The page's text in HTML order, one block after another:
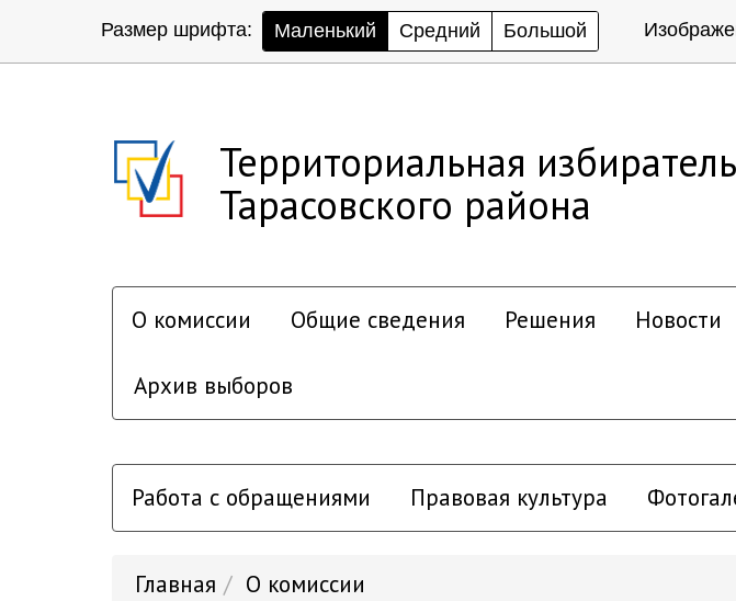
Размер шрифта: Маленький Средний Большой
Территориальная
Тарасовского района
О комиссии Общие сведения Решения Новости
Архив выборов
Работа с обращениями Правовая культура
Главная О комиссии